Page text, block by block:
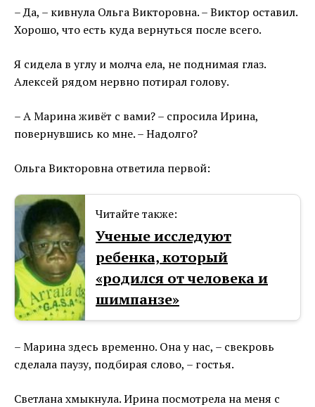
– Да, – кивнула Ольга Викторовна. – Виктор оставил.
Хорошо, что есть куда вернуться после всего.
Я сидела в углу и молча ела, не поднимая глаз.
Алексей рядом нервно потирал голову.
– А Марина живёт с вами? – спросила Ирина,
повернувшись ко мне. – Надолго?
Ольга Викторовна ответила первой:
Читайте также:
Ученые исследуют
ребенка, который
«родился от человека и
шимпанзе»
– Марина здесь временно. Она у нас, – свекровь
сделала паузу, подбирая слово, – гостья.
Светлана хмыкнула. Ирина посмотрела на меня с